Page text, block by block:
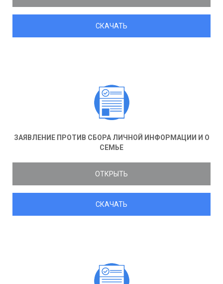
СКАЧАТЬ
ЗАЯВЛЕНИЕ ПРОТИВ СБОРА ЛИЧНОЙ ИНФОРМАЦИИ И О
СЕМЬЕ
ОТКРЫТЬ
СКАЧАТЬ